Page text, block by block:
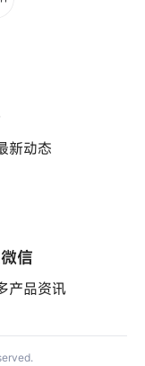
新动态
信
产品资讯